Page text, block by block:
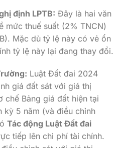
định LPTB: Đây là hai văn
mức thuế suất (2% TNCN)
Mặc dù tỷ lệ này có vẻ ổn
tỷ lệ này lại đang thay đổi.
Luật Đất đai 2024
giá đất sát với giá thị
chế Bảng giá đất hiện tại
kỳ 5 năm (và điều chỉnh
Tác động Luật Đất đai
tiếp lên chi phí tài chính.